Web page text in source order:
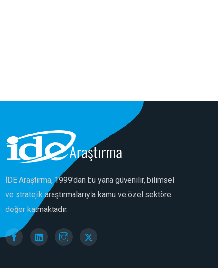
İDE Araştırma, 1999'dan bu yana güvenilir, bilimsel
ve stratejik araştırmalarıyla kamu ve özel sektöre
değer katmaktadır.